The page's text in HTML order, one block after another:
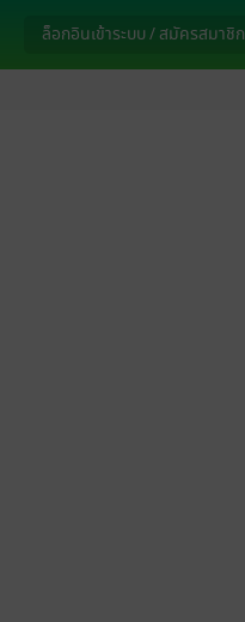
ล็อกอินเข้าระบบ / สมัครสมาชิก